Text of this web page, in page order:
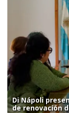
Di Nápoli
de renovación